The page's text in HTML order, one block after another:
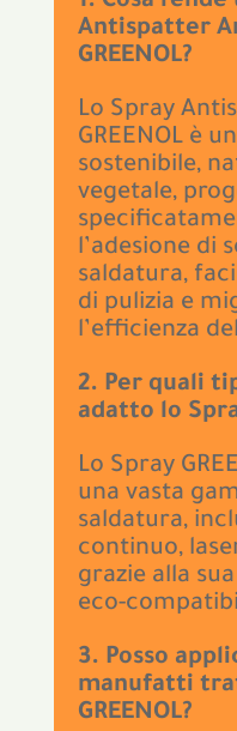
Antispatter
GREENOL?
Lo Spray
GREENOL è
sostenibile,
vegetale,
l’adesione di
saldatura,
di pulizia e
l’efficienza
2. Per quali
adatto lo
Lo Spray
una vasta
saldatura,
continuo,
grazie alla
eco-
3. Posso
manufatti
GREENOL?